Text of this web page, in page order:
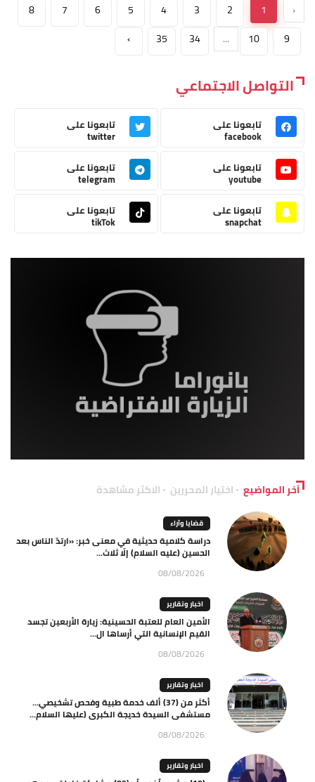
‹
1
2
3
4
5
6
7
8
9
10
...
34
35
›
التواصل الاجتماعي
تابعونا على
facebook
تابعونا على
twitter
تابعونا على
youtube
تابعونا على
telegram
تابعونا على
snapchat
تابعونا على
tikTok
آخر المواضيع اختيار المحررين الاكثر مشاهدة
قضايا وآراء
دراسة كلامية حديثية في معنى خبر: «ارتدّ الناس بعد
الحسين (عليه السلام) إلّا ثلاث...
08/08/2026
اخبار وتقارير
الأمين العام للعتبة الحسينية: زيارة الأربعين تجسد
القيم الإنسانية التي أرساها ال...
08/08/2026
اخبار وتقارير
أكثر من (37) ألف خدمة طبية وفحص تشخيصي…
مستشفى السيدة خديجة الكبرى (عليها السلام...
08/08/2026
اخبار وتقارير